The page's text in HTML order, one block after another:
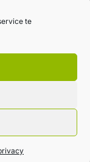
te
met
door